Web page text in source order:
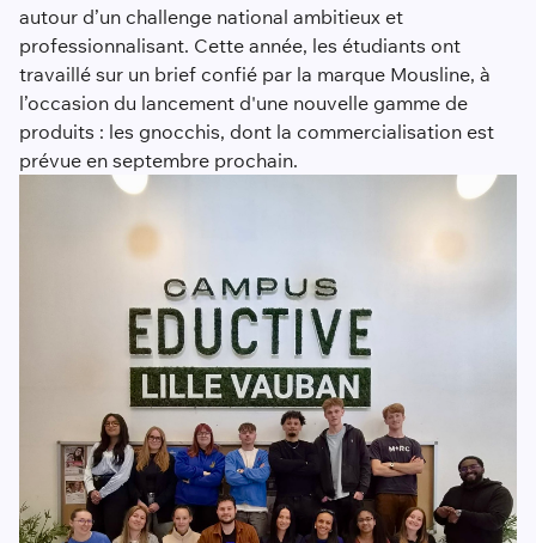
autour d’un challenge national ambitieux et
professionnalisant. Cette année, les étudiants ont
travaillé sur un brief confié par la marque Mousline, à
l’occasion du lancement d'une nouvelle gamme de
produits : les gnocchis, dont la commercialisation est
prévue en septembre prochain.